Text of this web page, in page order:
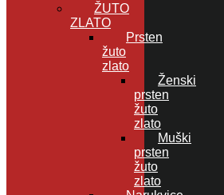
ŽUTO
ZLATO
Prsten
žuto
zlato
Ženski
prsten
žuto
zlato
Muški
prsten
žuto
zlato